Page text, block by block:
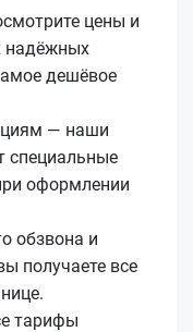
цены и
надёжных
дешёвое
— наши
специальные
оформлении
обзвона и
получаете все
тарифы